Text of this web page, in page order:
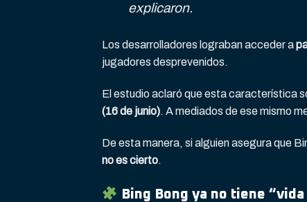
explicaron.
Los desarrolladores lograban acceder a
jugadores desprevenidos.
El estudio aclaró que esta característica
(16 de junio). A mediados de ese mismo
De esta manera, si alguien asegura que
no es cierto.
Bing Bong ya no tiene